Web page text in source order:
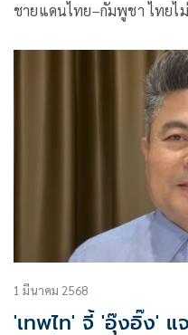
ชายแดนไทย–กัมพูชา ไทยไม่
1 มีนาคม 2568
'เทพไท' จี้ 'อุ๊งอิ๊ง'